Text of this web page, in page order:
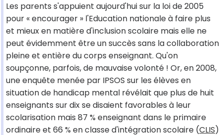
Les parents s'appuient aujourd'hui sur la loi de 2005
pour « encourager » l'Education nationale à faire plus
et mieux en matière d'inclusion scolaire mais elle ne
peut évidemment être un succès sans la collaboration
pleine et entière du corps enseignant. Qu'on
soupçonne, parfois, de mauvaise volonté ! Or, en 2008,
une enquête menée par IPSOS sur les élèves en
situation de handicap mental révélait que plus de huit
enseignants sur dix se disaient favorables à leur
scolarisation mais 87 % enseignant dans le primaire
ordinaire et 66 % en classe d'intégration scolaire (CLIS)